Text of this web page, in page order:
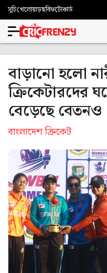
সূচিখেলোয়াড়ছবিফটোকার্ড
বাড়ানো হলো
ক্রিকেটারদের
বেড়েছে বেতনও
বাংলাদেশ ক্রিকেট